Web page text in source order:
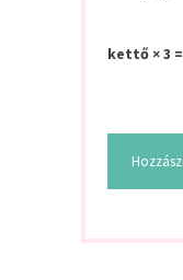
kettő × 3 =